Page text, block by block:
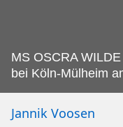
MS OSCRA
bei Köln-Mülheim
Jannik Voosen